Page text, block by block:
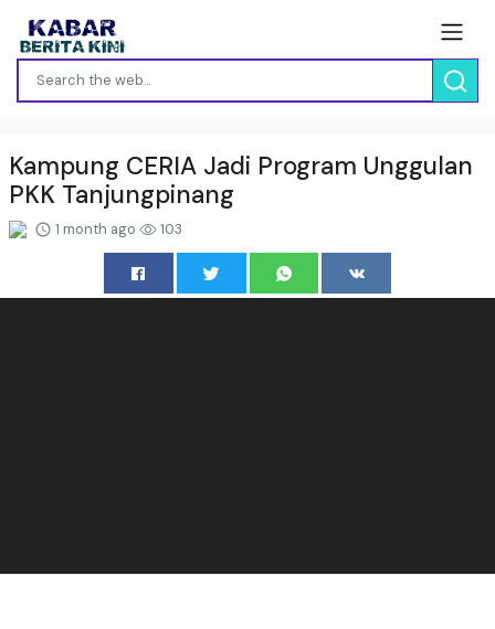
Kampung CERIA Jadi Program Unggulan
PKK Tanjungpinang
1 month ago 103